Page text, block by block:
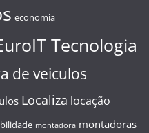
economia
Tecnologia
de veiculos
Localiza locação
montadora montadoras